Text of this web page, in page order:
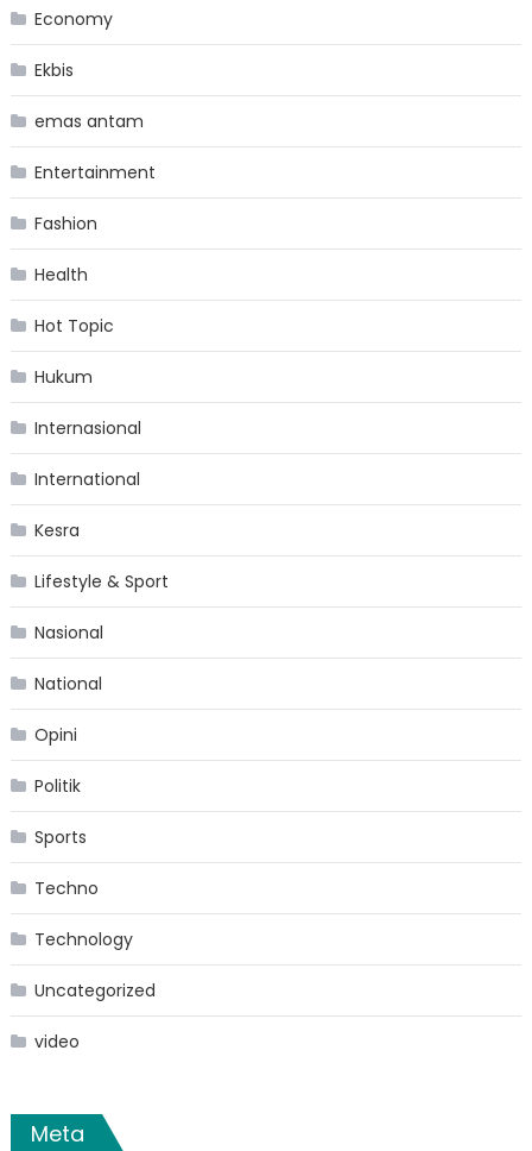
Economy
Ekbis
emas antam
Entertainment
Fashion
Health
Hot Topic
Hukum
Internasional
International
Kesra
Lifestyle & Sport
Nasional
National
Opini
Politik
Sports
Techno
Technology
Uncategorized
video
Meta